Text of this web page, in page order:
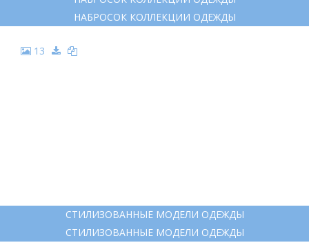
НАБРОСОК КОЛЛЕКЦИИ ОДЕЖДЫ
13
СТИЛИЗОВАННЫЕ МОДЕЛИ ОДЕЖДЫ
СТИЛИЗОВАННЫЕ МОДЕЛИ ОДЕЖДЫ